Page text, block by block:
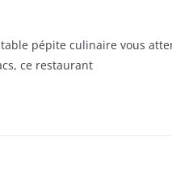
pépite culinaire vous
ce restaurant